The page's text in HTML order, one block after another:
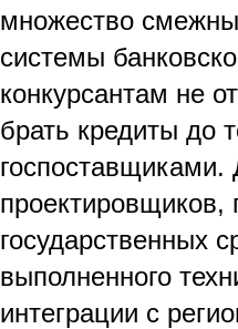
множество
системы
конкурсантам не
брать кредиты до
госпоставщиками.
государственных
выполненного
интеграции с